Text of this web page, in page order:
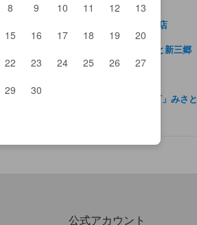
8 9 10 11 12
13
15 16 17 18 19
20
22 23 24 25 26
27
29 30
やきとりや鳥貴族八潮
全席個室ダイニング 忍家 八潮駅前店
八潮中央総合病院
三井ショッピングパーク ららぽーと新三郷
みさと公園
中川やしおフラワーパーク
野天湯元・湯快爽快「湯けむり横丁」みさと
公式アカウント